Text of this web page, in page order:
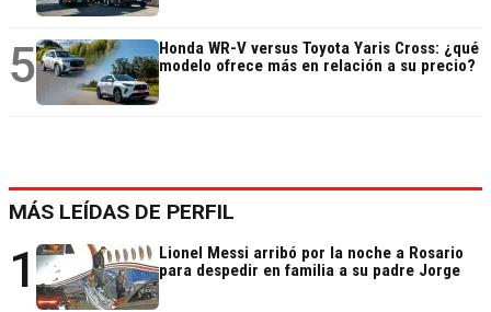
5
Honda WR-V versus Toyota Yaris Cross: ¿qué
modelo ofrece más en relación a su precio?
MÁS LEÍDAS DE PERFIL
1
Lionel Messi arribó por la noche a Rosario
para despedir en familia a su padre Jorge